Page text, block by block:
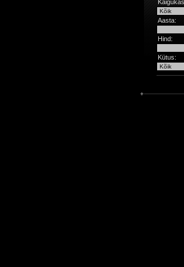
Aasta:
Hind:
Kütus: